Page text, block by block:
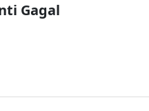
Gagal